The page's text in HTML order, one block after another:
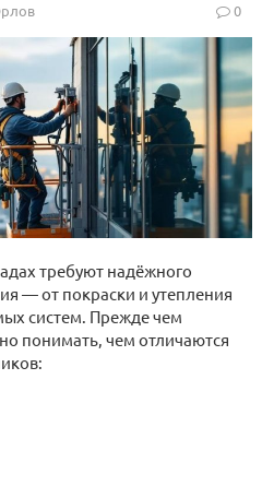
0
требуют надёжного
— от покраски и утепления
систем. Прежде чем
понимать, чем отличаются